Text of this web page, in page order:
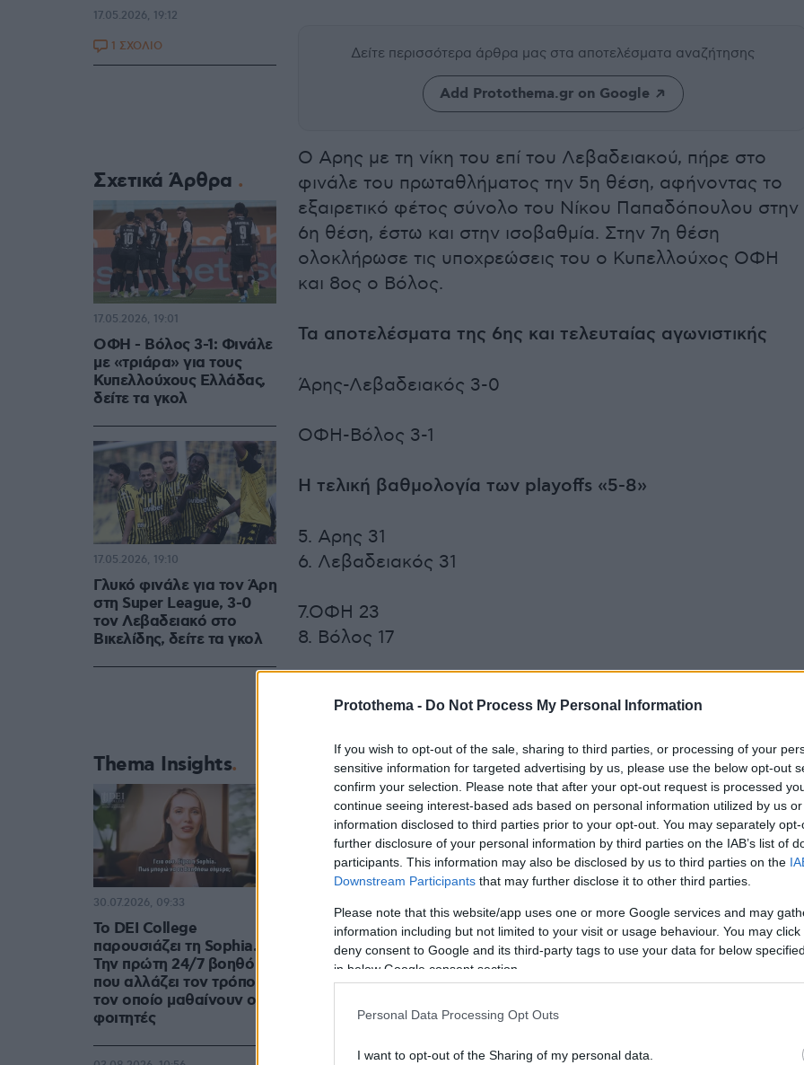
Protothema - Do Not Process My Personal Information
If you wish to opt-out of the sale, sharing to third parties, or processing of your
sensitive information for targeted advertising by us, please use the below opt-out
confirm your selection. Please note that after your opt-out request is processed
continue seeing interest-based ads based on personal information utilized by us
information disclosed to third parties prior to your opt-out. You may separately
further disclosure of your personal information by third parties on the IAB’s list of
participants. This information may also be disclosed by us to third parties on the
Downstream Participants that may further disclose it to other third parties.
Please note that this website/app uses one or more Google services and may
information including but not limited to your visit or usage behaviour. You may
deny consent to Google and its third-party tags to use your data for below
in below Google consent section.
Personal Data Processing Opt Outs
I want to opt-out of the Sharing of my personal data.
Δείτε περισσότερα άρθρα μας στα αποτελέσματα αναζήτησης
Add Protothema.gr on Google
Ο Αρης με τη νίκη του επί του Λεβαδειακού, πήρε στο
φινάλε του πρωταθλήματος την 5η θέση, αφήνοντας το
εξαιρετικό φέτος σύνολο του Νίκου Παπαδόπουλου στην
6η θέση, έστω και στην ισοβαθμία. Στην 7η θέση
ολοκλήρωσε τις υποχρεώσεις του ο Κυπελλούχος ΟΦΗ
και 8ος ο Βόλος.
Τα αποτελέσματα της 6ης και τελευταίας αγωνιστικής
Άρης-Λεβαδειακός 3-0
ΟΦΗ-Βόλος 3-1
Η τελική βαθμολογία των playoffs «5-8»
5. Αρης 31
6. Λεβαδειακός 31
7.ΟΦΗ 23
8. Βόλος 17
17.05.2026, 19:12
1 ΣΧΟΛΙΟ
Σχετικά Άρθρα
ΟΦΗ - Βόλος 3-1: Φινάλε
με «τριάρα» για τους
Κυπελλούχους Ελλάδας,
δείτε τα γκολ
17.05.2026, 19:01
Γλυκό φινάλε για τον Άρη
στη Super League, 3-0
τον Λεβαδειακό στο
Βικελίδης, δείτε τα γκολ
17.05.2026, 19:10
Thema Insights
Το DEI College
παρουσιάζει τη Sophia.
Την πρώτη 24/7 βοηθό AI
που αλλάζει τον τρόπο με
τον οποίο μαθαίνουν οι
φοιτητές
30.07.2026, 09:33